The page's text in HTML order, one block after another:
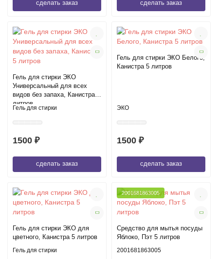
сделать заказ сделать заказ
Гель для стирки ЭКО
Универсальный для всех
видов без запаха, Канистра 5
литров
Гель для стирки
1500 ₽
сделать заказ
Гель для стирки ЭКО Белого,
Канистра 5 литров
ЭКО
1500 ₽
сделать заказ
Гель для стирки ЭКО для
цветного, Канистра 5 литров
Гель для стирки
2001681863005
Средство для мытья посуды
Яблоко, Пэт 5 литров
2001681863005